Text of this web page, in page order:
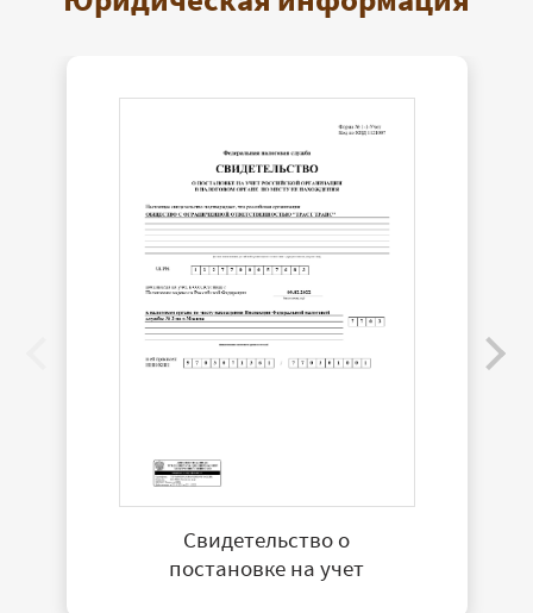
Свидетельство о
постановке на учет